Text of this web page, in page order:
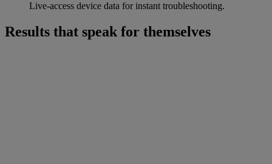
Live-access device data for instant troubleshooting.
Results that speak for themselves